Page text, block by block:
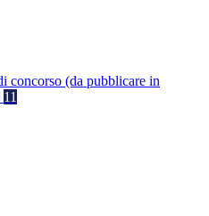
concorso (da pubblicare in
11